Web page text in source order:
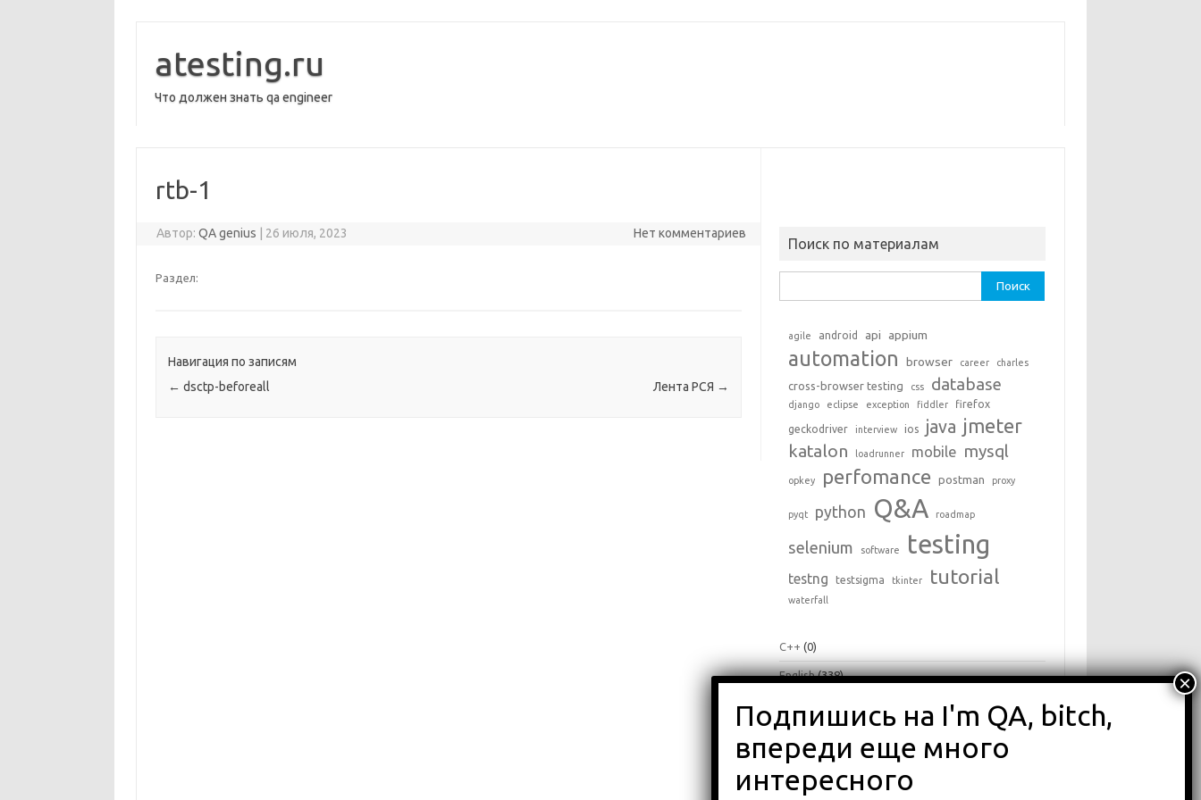
содержимому
atesting.ru
Что должен знать qa engineer
rtb-1
Автор:QA genius 26 июля, 2023 Нет комментариев
Раздел:
Навигация по записям
← dsctp-beforeall Лента РСЯ →
Поиск по материалам
agile android api appium
automation browser career charles
cross-browser testing css database
django eclipse exception fiddler firefox
geckodriver interview ios java jmeter
katalon loadrunner mobile mysql
opkey perfomance postman proxy
pyqt python Q&A roadmap
selenium software testing
testng testsigma tkinter tutorial
waterfall
C++ (0)
English(338)
Python
Влоги(68)
Обзоры(875)